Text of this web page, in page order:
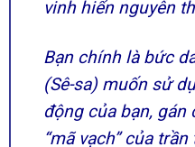
vinh hiển nguyên
Bạn chính là bức
(Sê-sa) muốn sử
động của bạn,
“mã vạch” của